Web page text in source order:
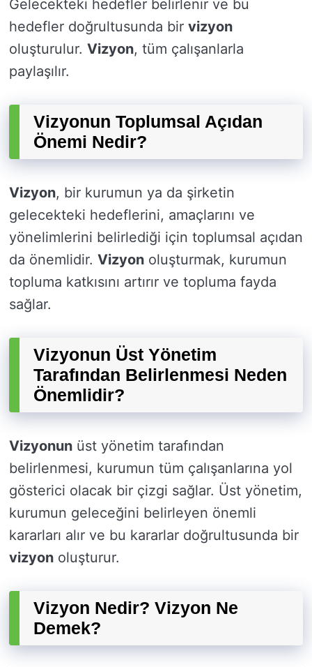
Gelecekteki hedefler belirlenir ve bu
hedefler doğrultusunda bir vizyon
oluşturulur. Vizyon, tüm çalışanlarla
paylaşılır.
Vizyonun Toplumsal Açıdan
Önemi Nedir?
Vizyon, bir kurumun ya da şirketin
gelecekteki hedeflerini, amaçlarını ve
yönelimlerini belirlediği için toplumsal açıdan
da önemlidir. Vizyon oluşturmak, kurumun
topluma katkısını artırır ve topluma fayda
sağlar.
Vizyonun Üst Yönetim
Tarafından Belirlenmesi Neden
Önemlidir?
Vizyonun üst yönetim tarafından
belirlenmesi, kurumun tüm çalışanlarına yol
gösterici olacak bir çizgi sağlar. Üst yönetim,
kurumun geleceğini belirleyen önemli
kararları alır ve bu kararlar doğrultusunda bir
vizyon oluşturur.
Vizyon Nedir? Vizyon Ne
Demek?